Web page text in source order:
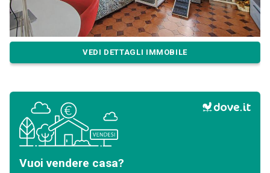
VEDI DETTAGLI IMMOBILE
Vuoi vendere casa?